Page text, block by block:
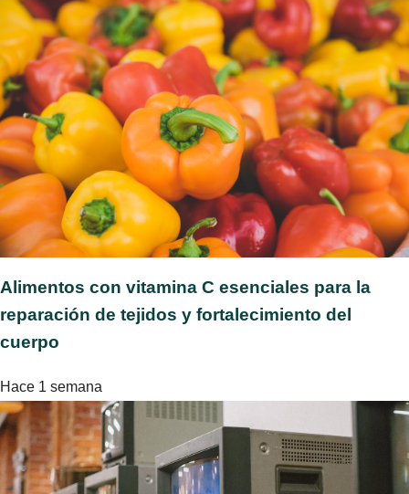
Alimentos con vitamina C esenciales para la
reparación de tejidos y fortalecimiento del
cuerpo
Hace 1 semana